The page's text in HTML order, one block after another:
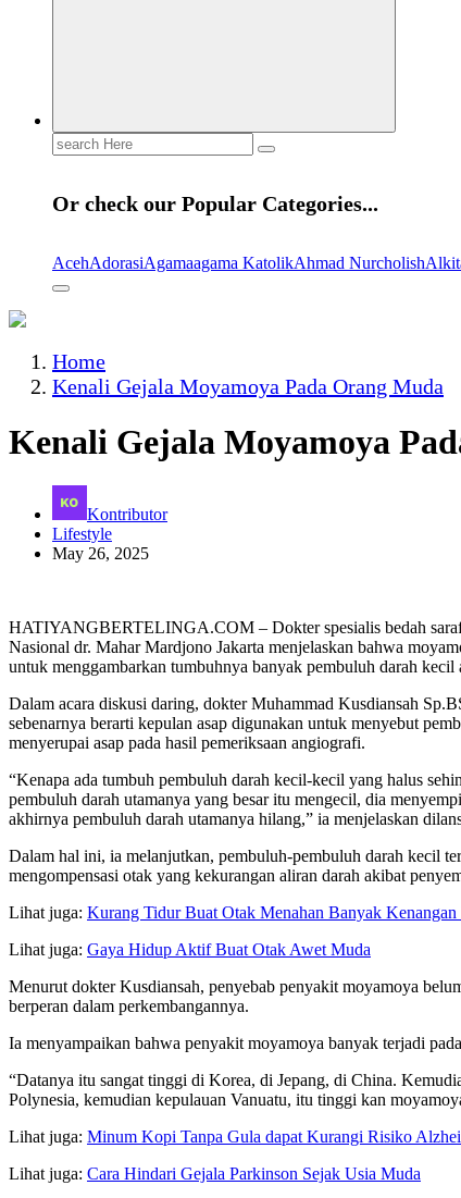
Search
for:
Or check our Popular Categories...
AcehAdorasiAgamaagama KatolikAhmad Nurcholish
Home
Kenali Gejala Moyamoya Pada Orang Muda
Kenali Gejala Moyamoya
Kontributor
Lifestyle
May 26, 2025
HATIYANGBERTELINGA.COM – Dokter spesialis bedah
Nasional dr. Mahar Mardjono Jakarta menjelaskan bahwa
untuk menggambarkan tumbuhnya banyak pembuluh darah
Dalam acara diskusi daring, dokter Muhammad Kusdiansah
sebenarnya berarti kepulan asap digunakan untuk menyebut
menyerupai asap pada hasil pemeriksaan angiografi.
“Kenapa ada tumbuh pembuluh darah kecil-kecil yang halus
pembuluh darah utamanya yang besar itu mengecil, dia
akhirnya pembuluh darah utamanya hilang,” ia menjelaskan
Dalam hal ini, ia melanjutkan, pembuluh-pembuluh darah kecil
mengompensasi otak yang kekurangan aliran darah akibat
Lihat juga: Kurang Tidur Buat Otak Menahan Banyak
Lihat juga: Gaya Hidup Aktif Buat Otak Awet Muda
Menurut dokter Kusdiansah, penyebab penyakit moyamoya
berperan dalam perkembangannya.
Ia menyampaikan bahwa penyakit moyamoya banyak terjadi
“Datanya itu sangat tinggi di Korea, di Jepang, di China.
Polynesia, kemudian kepulauan Vanuatu, itu tinggi kan
Lihat juga: Minum Kopi Tanpa Gula dapat Kurangi Risiko
Lihat juga: Cara Hindari Gejala Parkinson Sejak Usia Muda